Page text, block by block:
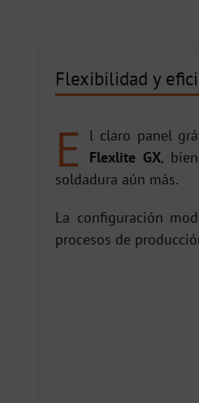
Flexibilidad y
E
l claro panel
Flexlite GX,
soldadura aún más.
La configuración
procesos de